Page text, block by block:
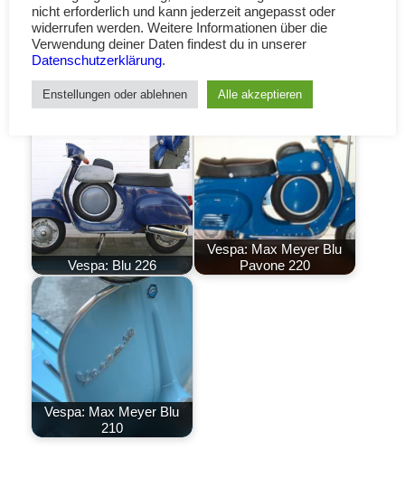
Fotos: Lackierung Blau ,Max Meyer Lacke
Dunkelblau,Vespa O'Lack
Vespa Smallframe
Vespa: Blu 226
Vespa: Max Meyer Blu
Pavone 220
Vespa: Max Meyer Blu
210
nicht erforderlich und kann jederzeit angepasst oder
widerrufen werden. Weitere Informationen über die
Verwendung deiner Daten findest du in unserer
Datenschutzerklärung.
Enstellungen oder ablehnen Alle akzeptieren